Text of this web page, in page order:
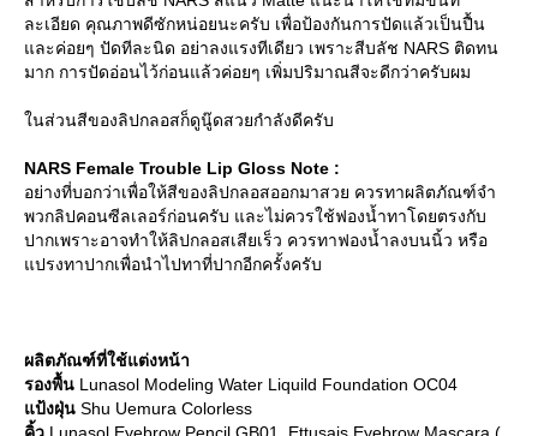
ละเอียด คุณภาพดีซักหน่อยนะครับ เพื่อป้องกันการปัดแล้วเป็นปื้น
ละค่อยๆ ปัดทีละนิด อย่าลงแรงทีเดียว เพราะสีบลัช NARS ติดทน
มาก การปัดอ่อนไว้ก่อนแล้วค่อยๆ เพิ่มปริมาณสีจะดีกว่าครับผม
นส่วนสีของลิปกลอสก็ดูนู๊ดสวยกำลังดีครับ
NARS Female Trouble Lip Gloss Note :
อย่างที่บอกว่าเพื่อให้สีของลิปกลอสออกมาสวย ควรทาผลิตภัณฑ์จำ
พวกลิปคอนซีลเลอร์ก่อนครับ และไม่ควรใช้ฟองน้ำทาโดยตรงกับ
ปากเพราะอาจทำให้ลิปกลอสเสียเร็ว ควรทาฟองน้ำลงบนนิ้ว หรือ
ปรงทาปากเพื่อนำไปทาที่ปากอีกครั้งครับ
ผลิตภัณฑ์ที่ใช้แต่งหน้า
รองพื้น Lunasol Modeling Water Liquild Foundation OC04
ป้งฝุ่น Shu Uemura Colorless